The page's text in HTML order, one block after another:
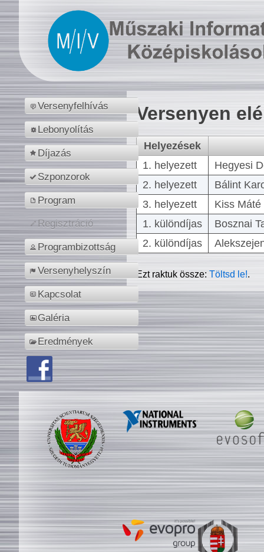
Versenyfelhívás
Lebonyolítás
Díjazás
Szponzorok
Program
Regisztráció
Programbizottság
Versenyhelyszín
Kapcsolat
Galéria
Eredmények
Versenyen
Helyezések
1. helyezett
Hegyesi
2. helyezett
Bálint
3. helyezett
Kiss
1. különdíjas
Bosznai
2. különdíjas
Ezt raktuk össze:Töltsd le!.